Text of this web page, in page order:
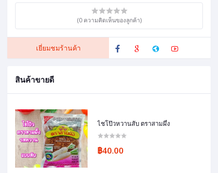
(0 ความคิดเห็นของลูกค้า)
เยี่ยมชมร้านค้า
สินค้าขายดี
ไชโป๊วหวานสับ ตราสามผึ้ง
฿40.00